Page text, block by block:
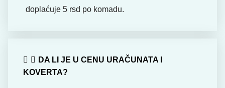
doplaćuje 5 rsd po komadu.
DA LI JE U CENU URAČUNATA I
KOVERTA?